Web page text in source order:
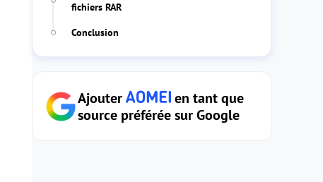
fichiers RAR
Conclusion
Ajouter
en tant que
source préférée sur Google